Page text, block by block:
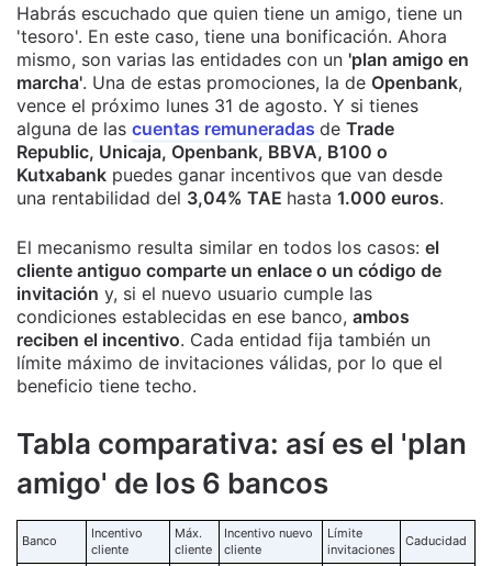
Habrás escuchado que quien tiene un amigo, tiene un
'tesoro'. En este caso, tiene una bonificación. Ahora
mismo, son varias las entidades con un 'plan amigo en
marcha'. Una de estas promociones, la de Openbank,
vence el próximo lunes 31 de agosto. Y si tienes
alguna de las cuentas remuneradas de Trade
Republic, Unicaja, Openbank, BBVA, B100 o
Kutxabank puedes ganar incentivos que van desde
una rentabilidad del 3,04% TAE hasta 1.000 euros.
El mecanismo resulta similar en todos los casos: el
cliente antiguo comparte un enlace o un código de
invitación y, si el nuevo usuario cumple las
condiciones establecidas en ese banco, ambos
reciben el incentivo. Cada entidad fija también un
límite máximo de invitaciones válidas, por lo que el
beneficio tiene techo.
Tabla comparativa: así es el 'plan
amigo' de los 6 bancos
Banco
Incentivo
cliente
Máx.
cliente
Incentivo nuevo
cliente
Límite
invitaciones
Caducidad